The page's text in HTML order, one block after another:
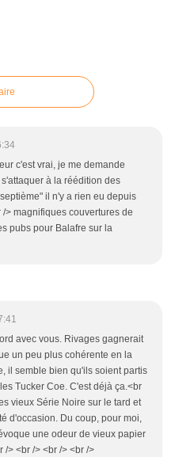
c'est vrai, je me demande
à la réédition des
il n'y a rien eu depuis
> magnifiques couvertures de
pubs pour Balafre sur la
avec vous. Rivages gagnerait
un peu plus cohérente en la
il semble bien qu'ils soient partis
Tucker Coe. C'est déjà ça.<br
vieux Série Noire sur le tard et
d'occasion. Du coup, pour moi,
une odeur de vieux papier
/> <br /> <br /> <br />